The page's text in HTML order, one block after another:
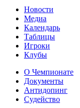
Новости
Медиа
Календарь
Таблицы
Игроки
Клубы
О Чемпионате
Документы
Антидопинг
Судейство